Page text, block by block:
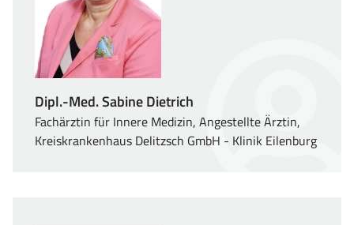
Dipl.-Med. Sabine Dietrich
Fachärztin für Innere Medizin, Angestellte Ärztin,
Kreiskrankenhaus Delitzsch GmbH - Klinik Eilenburg